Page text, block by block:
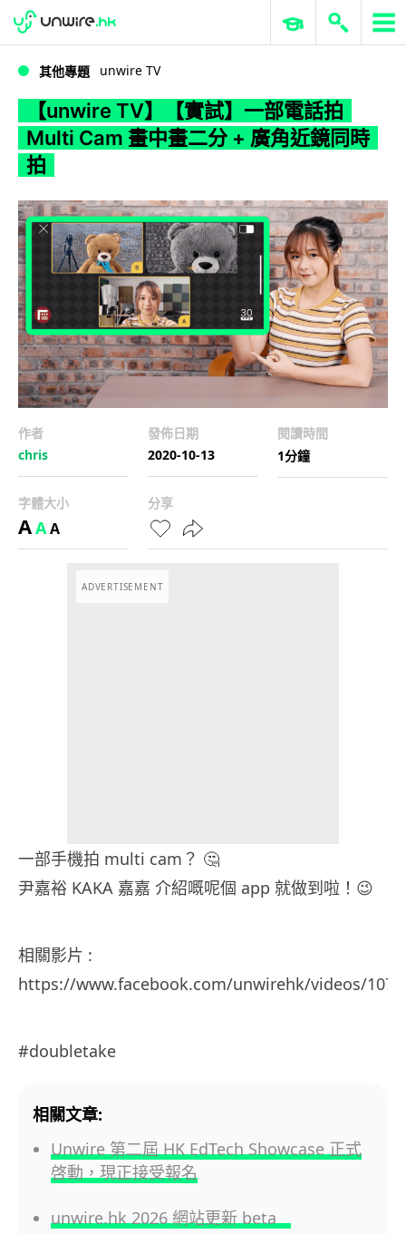
WWDC 2026 ERP 與商業 AI
其他專題 unwire TV
【unwire TV】【實試】一部電話拍
Multi Cam 畫中畫二分 + 廣角近鏡同時
拍
作者
chris
發佈日期
2020-10-13
閱讀時間
1分鐘
字體大小
AAA
分享
ADVERTISEMENT
一部手機拍 multi cam？ 🤔
尹嘉裕 KAKA 嘉嘉 介紹嘅呢個 app 就做到啦！😉
相關影片 :
https://www.facebook.com/unwirehk/videos/
#doubletake
相關文章:
Unwire 第二屆 HK EdTech Showcase 正式
啓動，現正接受報名
unwire.hk 2026 網站更新 beta